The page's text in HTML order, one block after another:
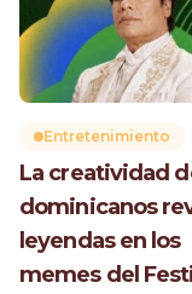
sábado 8 de
6:00 de la tarde,
días de
agrupación
despedida de los
dedicada a […]
Entretenimiento
La creatividad
dominicanos
leyendas en los
memes del